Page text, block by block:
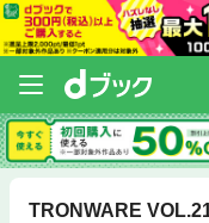
TRONWARE